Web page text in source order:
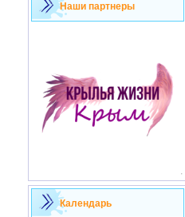
Наши партнеры
Календарь